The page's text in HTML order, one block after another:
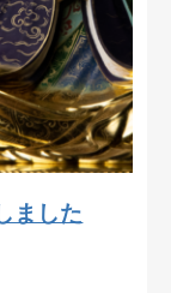
ました